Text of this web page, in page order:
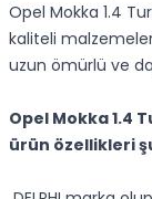
Opel Mokka 1.4
kaliteli
uzun ömürlü ve
Opel Mokka 1.4
ürün özellikleri